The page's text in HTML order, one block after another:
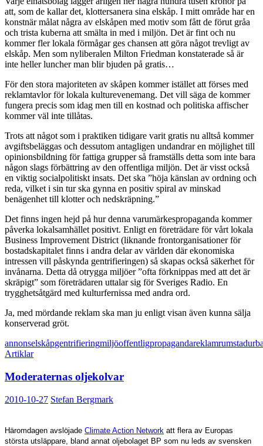
att, som de kallar det, klottersanera sina elskåp. I mitt område har en
konstnär målat några av elskåpen med motiv som fått de förut gråa
och trista kuberna att smälta in med i miljön. Det är fint och nu
kommer fler lokala förmågar ges chansen att göra något trevligt av
elskåp. Men som nyliberalen Milton Friedman konstaterade så är
inte heller luncher man blir bjuden på gratis…
För den stora majoriteten av skåpen kommer istället att förses med
reklamtavlor för lokala kulturevenemang. Det vill säga de kommer
fungera precis som idag men till en kostnad och politiska affischer
kommer väl inte tillåtas.
Trots att något som i praktiken tidigare varit gratis nu alltså kommer
avgiftsbeläggas och dessutom antagligen undandrar en möjlighet till
opinionsbildning för fattiga grupper så framställs detta som inte bara
någon slags förbättring av den offentliga miljön. Det är visst också
en viktig socialpolitiskt insats. Det ska ”höja känslan av ordning och
reda, vilket i sin tur ska gynna en positiv spiral av minskad
benägenhet till klotter och nedskräpning.”
Det finns ingen hejd på hur denna varumärkespropaganda kommer
påverka lokalsamhället positivt. Enligt en företrädare för vårt lokala
Business Improvement District (liknande frontorganisationer för
bostadskapitalet finns i andra delar av världen där ekonomiska
intressen vill påskynda gentrifieringen) så skapas också säkerhet för
invånarna. Detta då otrygga miljöer ”ofta förknippas med att det är
skräpigt” som företrädaren uttalar sig för Sveriges Radio. En
trygghetsåtgärd med kulturfernissa med andra ord.
Ja, med mördande reklam ska man ju enligt visan även kunna sälja
konserverad gröt.
annonselskåpgentrifieringmiljöoffentligpropagandareklamrumstad
Artiklar
Moderaternas oljekolvar
2010-10-27 Stefan Bergmark
Häromdagen avslöjade Climate Action Network att flera av Europas
största utsläppare, bland annat oljebolaget BP som nu leds av svensken